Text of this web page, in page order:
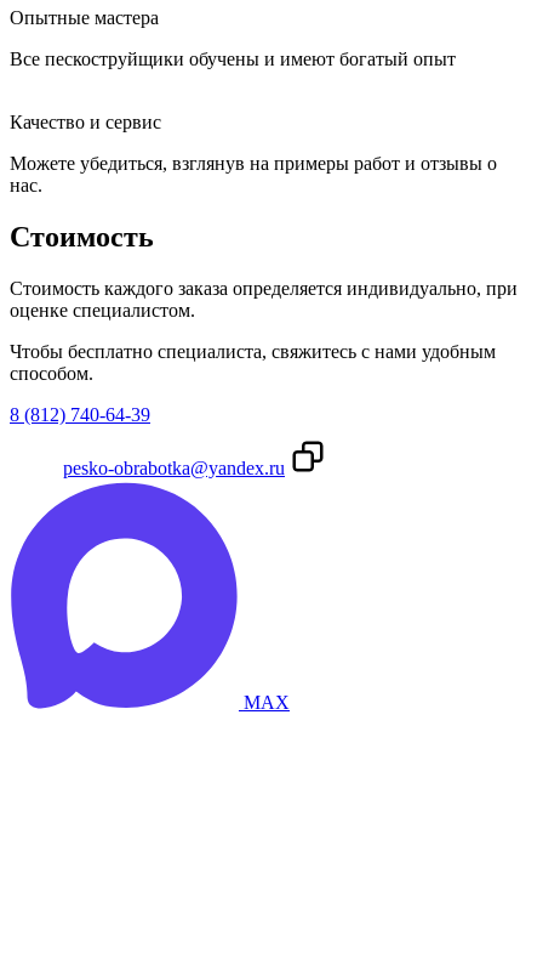
Опытные мастера
Все пескоструйщики обучены и имеют богатый опыт
Качество и сервис
Можете убедиться, взглянув на примеры работ и отзывы о
нас.
Стоимость
Стоимость каждого заказа определяется индивидуально, при
оценке специалистом.
Чтобы бесплатно специалиста, свяжитесь с нами удобным
способом.
8 (812) 740-64-39
pesko-obrabotka@yandex.ru